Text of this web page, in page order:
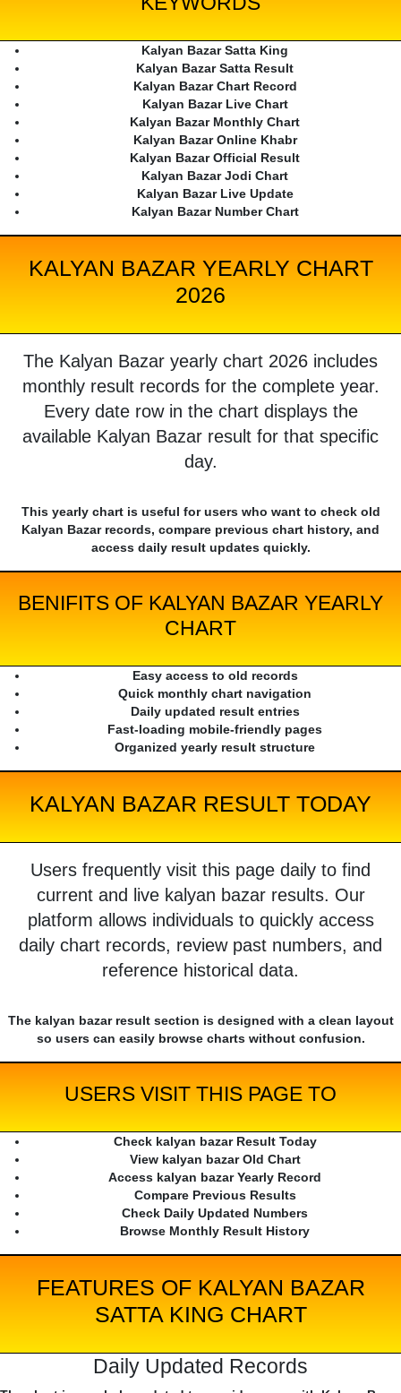
Kalyan Bazar Satta King
Kalyan Bazar Satta Result
Kalyan Bazar Chart Record
Kalyan Bazar Live Chart
Kalyan Bazar Monthly Chart
Kalyan Bazar Online Khabr
Kalyan Bazar Official Result
Kalyan Bazar Jodi Chart
Kalyan Bazar Live Update
Kalyan Bazar Number Chart
KALYAN BAZAR YEARLY CHART
2026
The Kalyan Bazar yearly chart 2026 includes
monthly result records for the complete year.
Every date row in the chart displays the
available Kalyan Bazar result for that specific
day.
This yearly chart is useful for users who want to check old
Kalyan Bazar records, compare previous chart history, and
access daily result updates quickly.
BENIFITS OF KALYAN BAZAR YEARLY
CHART
Easy access to old records
Quick monthly chart navigation
Daily updated result entries
Fast-loading mobile-friendly pages
Organized yearly result structure
KALYAN BAZAR RESULT TODAY
Users frequently visit this page daily to find
current and live kalyan bazar results. Our
platform allows individuals to quickly access
daily chart records, review past numbers, and
reference historical data.
The kalyan bazar result section is designed with a clean layout
so users can easily browse charts without confusion.
USERS VISIT THIS PAGE TO
Check kalyan bazar Result Today
View kalyan bazar Old Chart
Access kalyan bazar Yearly Record
Compare Previous Results
Check Daily Updated Numbers
Browse Monthly Result History
FEATURES OF KALYAN BAZAR
SATTA KING CHART
Daily Updated Records